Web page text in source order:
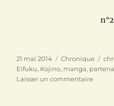
Publié
le
21 mai 2014 Catégories
Chronique
Eifuku, Kojino, manga,
Laisser un commentairesur